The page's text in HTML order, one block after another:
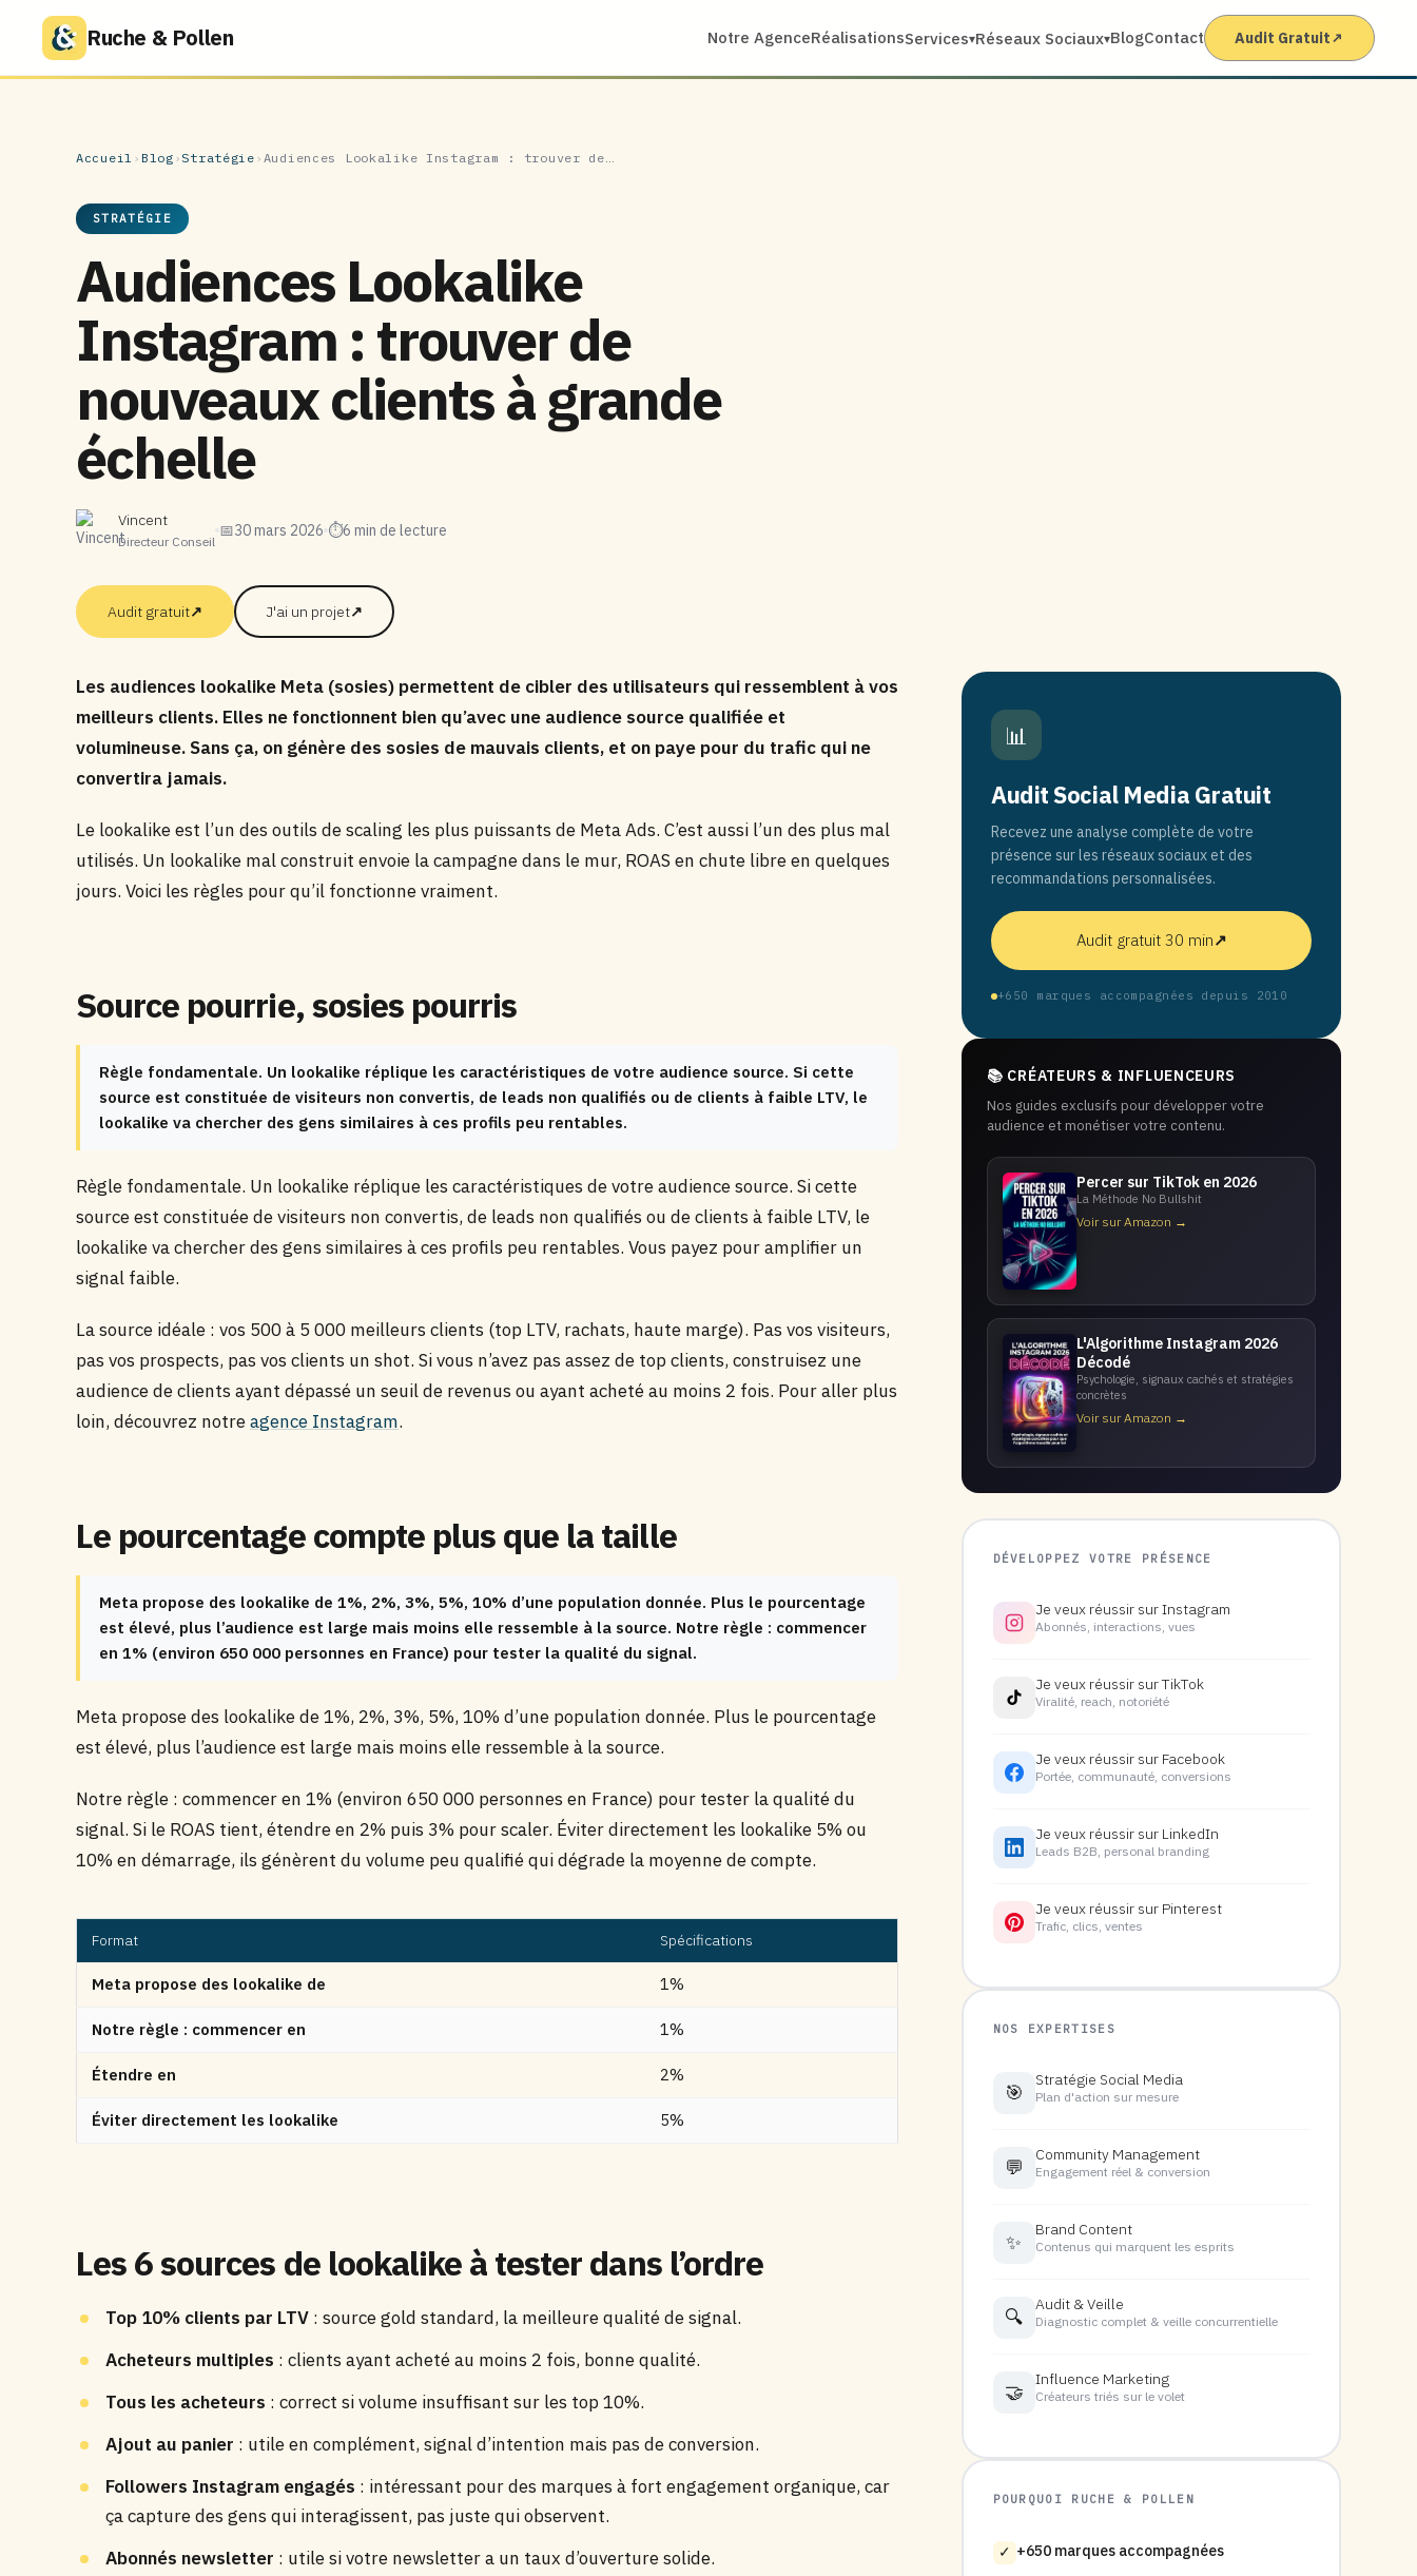
Ruche & Pollen Notre AgenceRéalisationsServices▾Réseaux Sociaux▾BlogContact Audit Gratuit↗
Accueil › Blog ›Stratégie › Audiences Lookalike Instagram : trouver de…
STRATÉGIE
Audiences Lookalike
Instagram : trouver de
nouveaux clients à grande
échelle
Vincent
Directeur Conseil
📅30 mars 2026 ⏱6 min de lecture
Audit gratuit↗ J'ai un projet↗
Les audiences lookalike Meta (sosies) permettent de cibler des utilisateurs qui ressemblent à vos
meilleurs clients. Elles ne fonctionnent bien qu’avec une audience source qualifiée et
volumineuse. Sans ça, on génère des sosies de mauvais clients, et on paye pour du trafic qui ne
convertira jamais.
Le lookalike est l’un des outils de scaling les plus puissants de Meta Ads. C’est aussi l’un des plus mal
utilisés. Un lookalike mal construit envoie la campagne dans le mur, ROAS en chute libre en quelques
jours. Voici les règles pour qu’il fonctionne vraiment.
Source pourrie, sosies pourris
Règle fondamentale. Un lookalike réplique les caractéristiques de votre audience source. Si cette
source est constituée de visiteurs non convertis, de leads non qualifiés ou de clients à faible LTV, le
lookalike va chercher des gens similaires à ces profils peu rentables.
Règle fondamentale. Un lookalike réplique les caractéristiques de votre audience source. Si cette
source est constituée de visiteurs non convertis, de leads non qualifiés ou de clients à faible LTV, le
lookalike va chercher des gens similaires à ces profils peu rentables. Vous payez pour amplifier un
signal faible.
La source idéale : vos 500 à 5 000 meilleurs clients (top LTV, rachats, haute marge). Pas vos visiteurs,
pas vos prospects, pas vos clients un shot. Si vous n’avez pas assez de top clients, construisez une
audience de clients ayant dépassé un seuil de revenus ou ayant acheté au moins 2 fois. Pour aller plus
loin, découvrez notreagence Instagram.
Le pourcentage compte plus que la taille
Meta propose des lookalike de 1%, 2%, 3%, 5%, 10% d’une population donnée. Plus le pourcentage
est élevé, plus l’audience est large mais moins elle ressemble à la source. Notre règle : commencer
en 1% (environ 650 000 personnes en France) pour tester la qualité du signal.
Meta propose des lookalike de 1%, 2%, 3%, 5%, 10% d’une population donnée. Plus le pourcentage
est élevé, plus l’audience est large mais moins elle ressemble à la source.
Notre règle : commencer en 1% (environ 650 000 personnes en France) pour tester la qualité du
signal. Si le ROAS tient, étendre en 2% puis 3% pour scaler. Éviter directement les lookalike 5% ou
10% en démarrage, ils génèrent du volume peu qualifié qui dégrade la moyenne de compte.
Format Spécifications
Meta propose des lookalike de 1%
Notre règle : commencer en 1%
Étendre en 2%
Éviter directement les lookalike 5%
Les 6 sources de lookalike à tester dans l’ordre
Top 10% clients par LTV : source gold standard, la meilleure qualité de signal.
Acheteurs multiples : clients ayant acheté au moins 2 fois, bonne qualité.
Tous les acheteurs : correct si volume insuffisant sur les top 10%.
Ajout au panier : utile en complément, signal d’intention mais pas de conversion.
Followers Instagram engagés : intéressant pour des marques à fort engagement organique, car
ça capture des gens qui interagissent, pas juste qui observent.
Abonnés newsletter : utile si votre newsletter a un taux d’ouverture solide.
📊
Audit Social Media Gratuit
Recevez une analyse complète de votre
présence sur les réseaux sociaux et des
recommandations personnalisées.
Audit gratuit 30 min↗
+650 marques accompagnées depuis 2010
📚 CRÉATEURS & INFLUENCEURS
Nos guides exclusifs pour développer votre
audience et monétiser votre contenu.
Percer sur TikTok en 2026
La Méthode No Bullshit
Voir sur Amazon →
L'Algorithme Instagram 2026
Décodé
Psychologie, signaux cachés et stratégies
concrètes
Voir sur Amazon →
DÉVELOPPEZ VOTRE PRÉSENCE
Je veux réussir sur Instagram
Abonnés, interactions, vues
Je veux réussir sur TikTok
Viralité, reach, notoriété
Je veux réussir sur Facebook
Portée, communauté, conversions
Je veux réussir sur LinkedIn
Leads B2B, personal branding
Je veux réussir sur Pinterest
Trafic, clics, ventes
NOS EXPERTISES
🎯
Stratégie Social Media
Plan d'action sur mesure
💬
Community Management
Engagement réel & conversion
✨
Brand Content
Contenus qui marquent les esprits
🔍
Audit & Veille
Diagnostic complet & veille concurrentielle
🤝
Influence Marketing
Créateurs triés sur le volet
POURQUOI RUCHE & POLLEN
✓ +650 marques accompagnées